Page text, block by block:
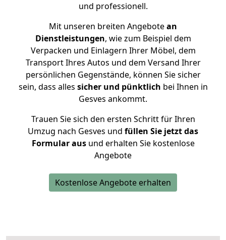
und professionell.
Mit unseren breiten Angebotean
Dienstleistungen, wie zum Beispiel dem
Verpacken und Einlagern Ihrer Möbel, dem
Transport Ihres Autos und dem Versand Ihrer
persönlichen Gegenstände, können Sie sicher
sein, dass alles sicher und pünktlich bei Ihnen in
Gesves ankommt.
Trauen Sie sich den ersten Schritt für Ihren
Umzug nach Gesves und füllen Sie jetzt das
Formular ausund erhalten Sie kostenlose
Angebote
Kostenlose Angebote erhalten